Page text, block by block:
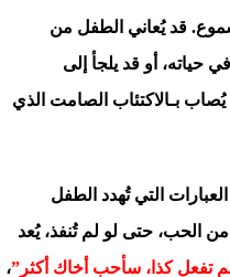
قد يُعاني الطفل من
حياته، أو قد يلجأ إلى
بـالاكتئاب الصامت الذي
التي تُهدد الطفل
من الحب، حتى لو لم تُنفذ، يُعد
لم تفعل كذا، سأحب أخاك أكثر”،